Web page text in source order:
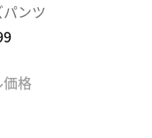
ンツ
格